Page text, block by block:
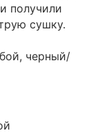
получили
сушку.
черный/